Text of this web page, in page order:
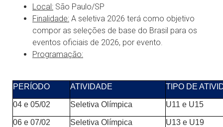
Local: São Paulo/SP
Finalidade: A seletiva 2026 terá como objetivo
compor as seleções de base do Brasil para os
eventos oficiais de 2026, por evento.
Programação:
PERÍODO ATIVIDADE TIPO DE
04 e 05/02 Seletiva Olímpica U11 e U15
06 e 07/02 Seletiva Olímpica U13 e U19